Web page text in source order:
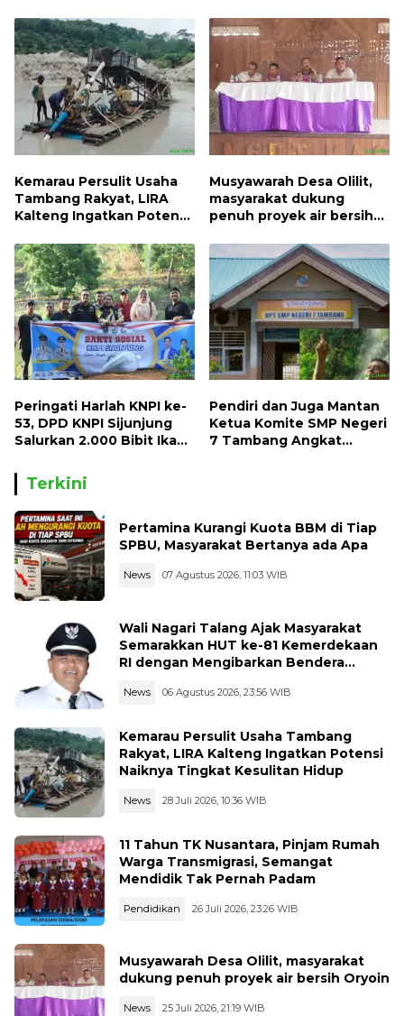
Bendera Merah Putih
Kemarau Persulit Usaha
Tambang Rakyat, LIRA
Kalteng Ingatkan Potensi
Hidup
Musyawarah Desa Olilit,
masyarakat dukung
penuh proyek air bersih
Peringati Harlah KNPI ke-
53, DPD KNPI Sijunjung
Salurkan 2.000 Bibit Ikan
Pendiri dan Juga Mantan
Ketua Komite SMP Negeri
7 Tambang Angkat
Terkini
Pertamina Kurangi Kuota BBM di Tiap
SPBU, Masyarakat Bertanya ada Apa
News 07 Agustus 2026, 11:03 WIB
Wali Nagari Talang Ajak Masyarakat
Semarakkan HUT ke-81 Kemerdekaan
RI dengan Mengibarkan Bendera
News 06 Agustus 2026, 23:56 WIB
Kemarau Persulit Usaha Tambang
Rakyat, LIRA Kalteng Ingatkan Potensi
Naiknya Tingkat Kesulitan Hidup
News 28 Juli 2026, 10:36 WIB
11 Tahun TK Nusantara, Pinjam Rumah
Warga Transmigrasi, Semangat
Mendidik Tak Pernah Padam
Pendidikan 26 Juli 2026, 23:26 WIB
Musyawarah Desa Olilit, masyarakat
dukung penuh proyek air bersih Oryoin
News 25 Juli 2026, 21:19 WIB